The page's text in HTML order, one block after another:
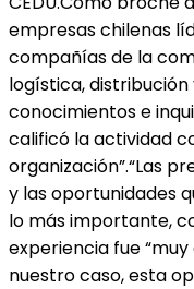
empresas chilenas
compañías de la
logística,
conocimientos e
calificó la actividad
organización”.“Las
y las oportunidades
lo más importante,
experiencia fue
nuestro caso, esta